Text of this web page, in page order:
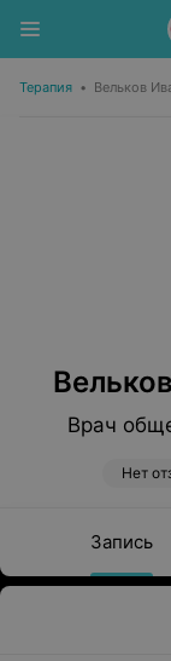
Терапия • Вельков
Врач
Нет
Запись